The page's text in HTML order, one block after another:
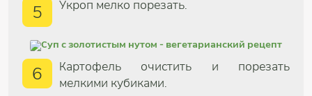
5 Укроп мелко порезать.
6
Картофель очистить и порезать
мелкими кубиками.